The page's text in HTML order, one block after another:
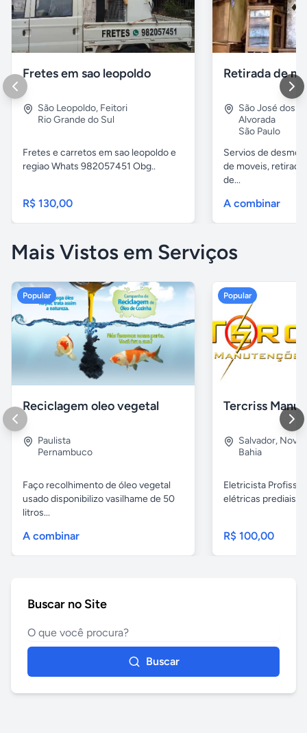
Fretes em sao leopoldo
São Leopoldo, Feitori
Rio Grande do Sul
Fretes e carretos em sao leopoldo e
regiao Whats 982057451 Obg..
R$ 130,00
São José dos
Alvorada
São Paulo
Servios de
de moveis,
de...
A combinar
Mais Vistos em Serviços
Popular
Reciclagem oleo vegetal
Paulista
Pernambuco
Faço recolhimento de óleo vegetal
usado disponibilizo vasilhame de 50
litros...
A combinar
Popular
Salvador, Nova
Bahia
Eletricista
elétricas prediais e
R$ 100,00
Buscar no Site
Buscar